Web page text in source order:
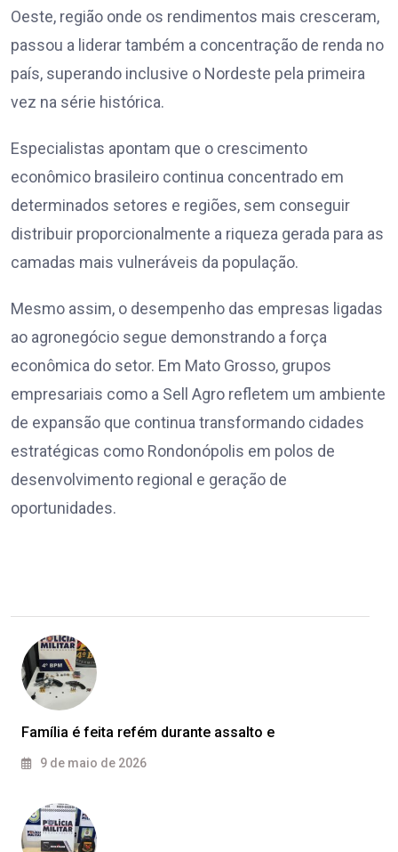
Oeste, região onde os rendimentos mais cresceram,
passou a liderar também a concentração de renda no
país, superando inclusive o Nordeste pela primeira
vez na série histórica.
Especialistas apontam que o crescimento
econômico brasileiro continua concentrado em
determinados setores e regiões, sem conseguir
distribuir proporcionalmente a riqueza gerada para as
camadas mais vulneráveis da população.
Mesmo assim, o desempenho das empresas ligadas
ao agronegócio segue demonstrando a força
econômica do setor. Em Mato Grosso, grupos
empresariais como a Sell Agro refletem um ambiente
de expansão que continua transformando cidades
estratégicas como Rondonópolis em polos de
desenvolvimento regional e geração de
oportunidades.
Família é feita refém durante assalto e
9 de maio de 2026